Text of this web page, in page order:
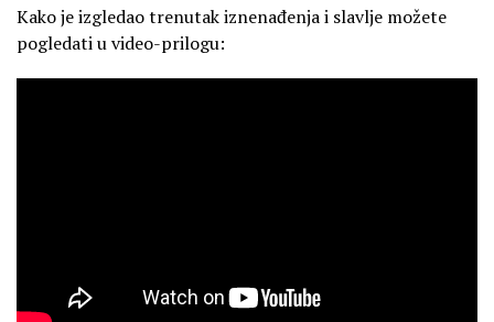
Kako je izgledao trenutak iznenađenja i slavlje možete
pogledati u video-prilogu: